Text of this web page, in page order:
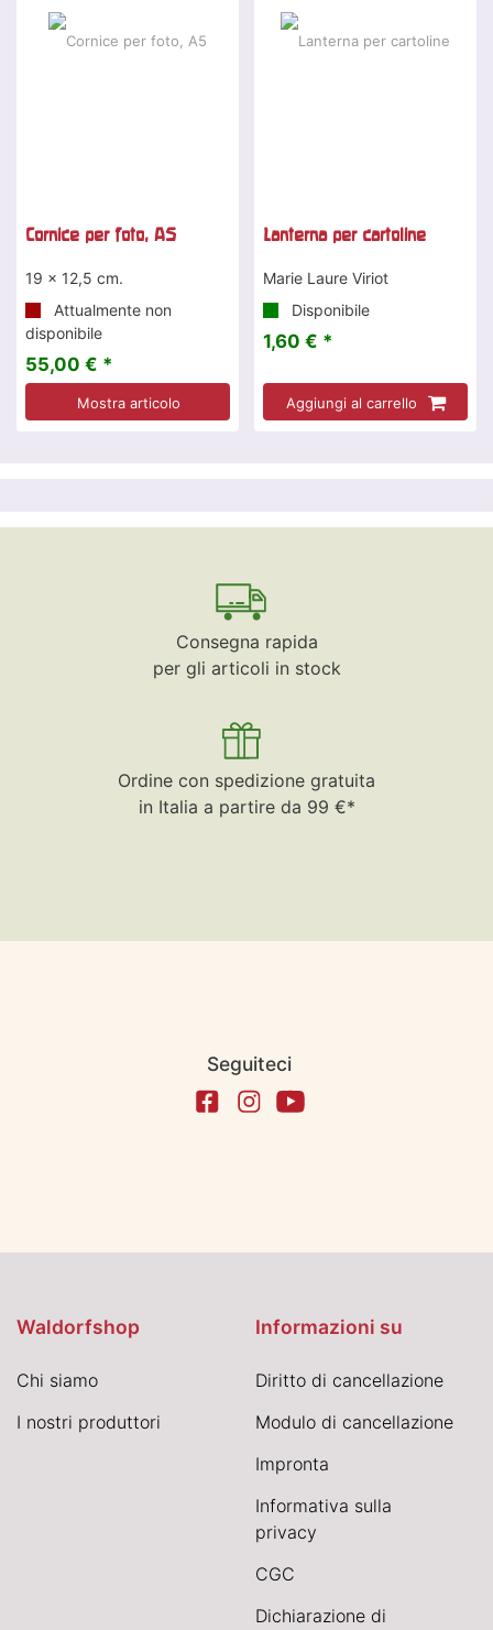
Cornice per foto, A5
19 x 12,5 cm.
Attualmente non
disponibile
55,00 € *
Mostra articolo
Lanterna per cartoline
Marie Laure Viriot
Disponibile
1,60 € *
Aggiungi al carrello
Consegna rapida
per gli articoli in stock
Ordine con spedizione gratuita
in Italia a partire da 99 €*
Seguiteci
Waldorfshop
Chi siamo
I nostri produttori
Informazioni su
Diritto di cancellazione
Modulo di cancellazione
Impronta
Informativa sulla
privacy
CGC
Dichiarazione di